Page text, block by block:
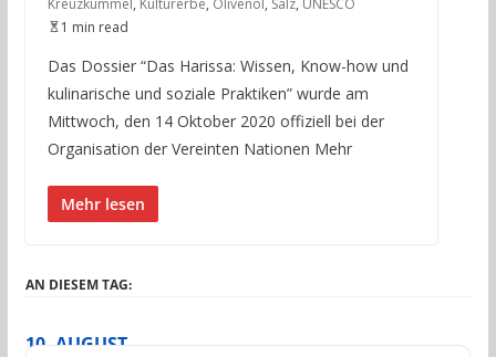
1 min read
Das Dossier “Das Harissa: Wissen, Know-how und
kulinarische und soziale Praktiken” wurde am
Mittwoch, den 14 Oktober 2020 offiziell bei der
Organisation der Vereinten Nationen Mehr
Mehr lesen
AN DIESEM TAG:
10. AUGUST